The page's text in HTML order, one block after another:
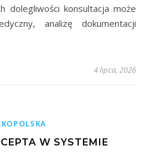
dolegliwości konsultacja może
analizę dokumentacji
4 lipca, 2026
W SYSTEMIE